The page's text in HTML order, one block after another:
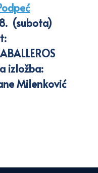
(subota)
izložba:
Milenković